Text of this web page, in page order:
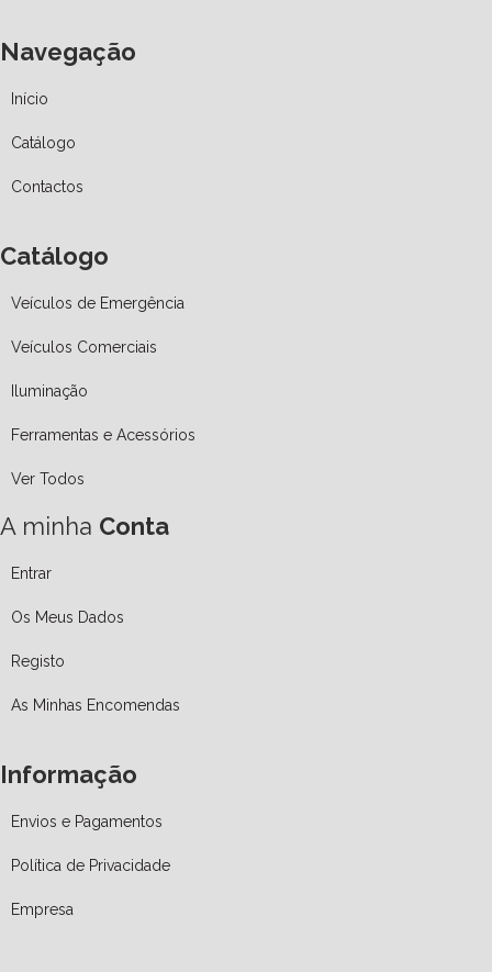
Navegação
Início
Catálogo
Contactos
Catálogo
Veículos de Emergência
Veículos Comerciais
Iluminação
Ferramentas e Acessórios
Ver Todos
A minha Conta
Entrar
Os Meus Dados
Registo
As Minhas Encomendas
Informação
Envios e Pagamentos
Política de Privacidade
Empresa